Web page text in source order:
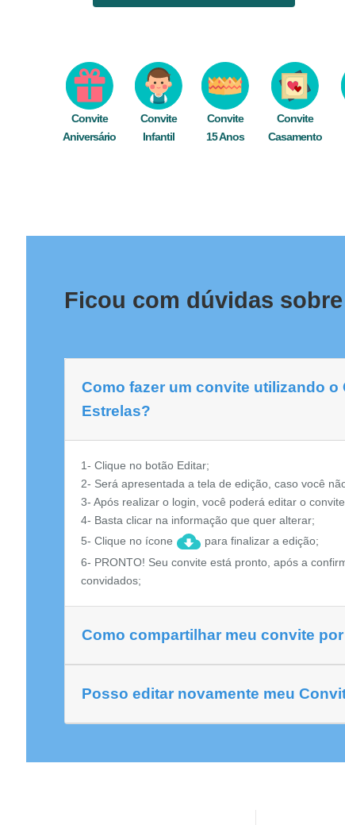
Convite
Aniversário
Convite
Infantil
Convite
15 Anos
Convite
Casamento
Ficou com dúvidas
Como fazer um convite utilizando
Estrelas?
1- Clique no botão Editar;
2- Será apresentada a tela de edição, caso você
3- Após realizar o login, você poderá editar o convite
4- Basta clicar na informação que quer alterar;
5- Clique no ícone
para finalizar a edição;
6- PRONTO! Seu convite está pronto, após a
convidados;
Como compartilhar meu convite
Posso editar novamente meu